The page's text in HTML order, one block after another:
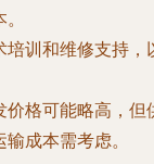
培训和维修支持，
价格可能略高，但
成本需考虑。